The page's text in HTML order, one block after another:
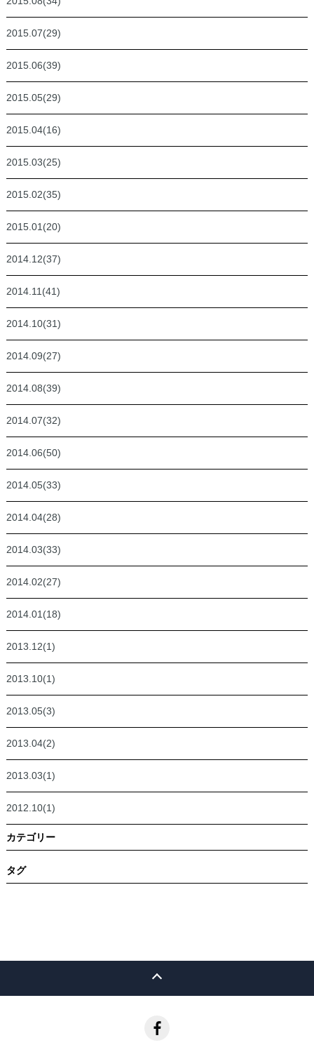
2015.07(29)
2015.06(39)
2015.05(29)
2015.04(16)
2015.03(25)
2015.02(35)
2015.01(20)
2014.12(37)
2014.11(41)
2014.10(31)
2014.09(27)
2014.08(39)
2014.07(32)
2014.06(50)
2014.05(33)
2014.04(28)
2014.03(33)
2014.02(27)
2014.01(18)
2013.12(1)
2013.10(1)
2013.05(3)
2013.04(2)
2013.03(1)
2012.10(1)
カテゴリー
タグ